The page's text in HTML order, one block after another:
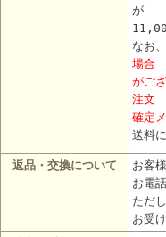
が
なお、
場合
がご
注文
確定
送料
返品・交換について
お客
お電
ただ
お受